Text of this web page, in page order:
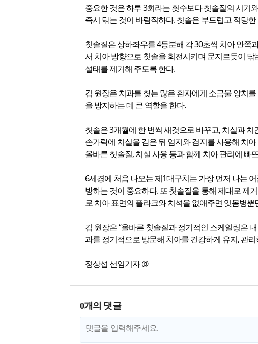
중요한 것은 하루 3회라는 횟수보다 칫솔질의 시기
즉시 닦는 것이 바람직하다. 칫솔은 부드럽고 적당
칫솔질은 상하좌우를 4등분해 각 30초씩 치아 안쪽
서 치아 방향으로 칫솔을 회전시키며 문지르듯이
설태를 제거해 주도록 한다.
김 원장은 치과를 찾는 많은 환자에게 소금물 양치
을 방지하는 데 큰 역할을 한다.
칫솔은 3개월에 한 번씩 새것으로 바꾸고, 치실과
손가락에 치실을 감은 뒤 엄지와 검지를 사용해 치
올바른 칫솔질, 치실 사용 등과 함께 치아 관리에 빠
6세경에 처음 나오는 제1대구치는 가장 먼저 나는
방하는 것이 중요하다. 또 칫솔질을 통해 제대로 제
로 치아 표면의 플라크와 치석을 없애주면 잇몸병
김 원장은 “올바른 칫솔질과 정기적인 스케일링은
과를 정기적으로 방문해 치아를 건강하게 유지, 관
정상섭 선임기자 @
0개의 댓글